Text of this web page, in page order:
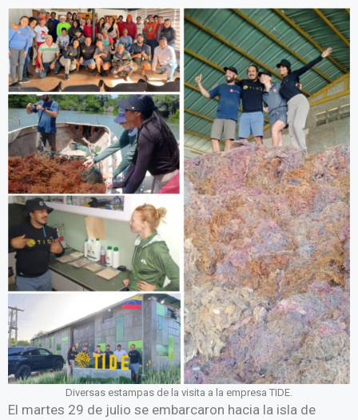
Diversas estampas de la visita a la empresa TIDE.
El martes 29 de julio se embarcaron hacia la isla de